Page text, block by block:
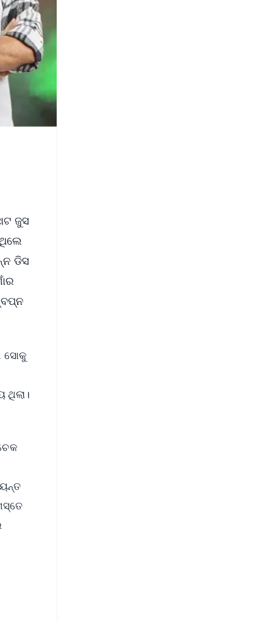
ଜୁସ
ଡିସ
ସୋକୁ
ଥିଲା।